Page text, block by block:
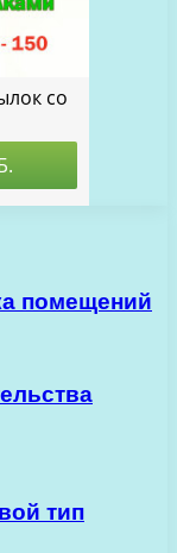
помещений
тип